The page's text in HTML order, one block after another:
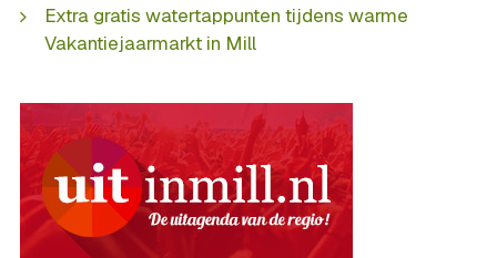
Extra gratis watertappunten tijdens warme
Vakantiejaarmarkt in Mill